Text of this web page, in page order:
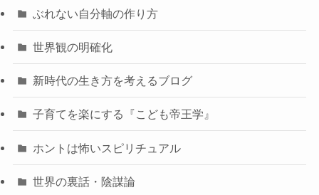
ぶれない自分軸の作り方
世界観の明確化
新時代の生き方を考えるブログ
子育てを楽にする『こども帝王学』
ホントは怖いスピリチュアル
世界の裏話・陰謀論